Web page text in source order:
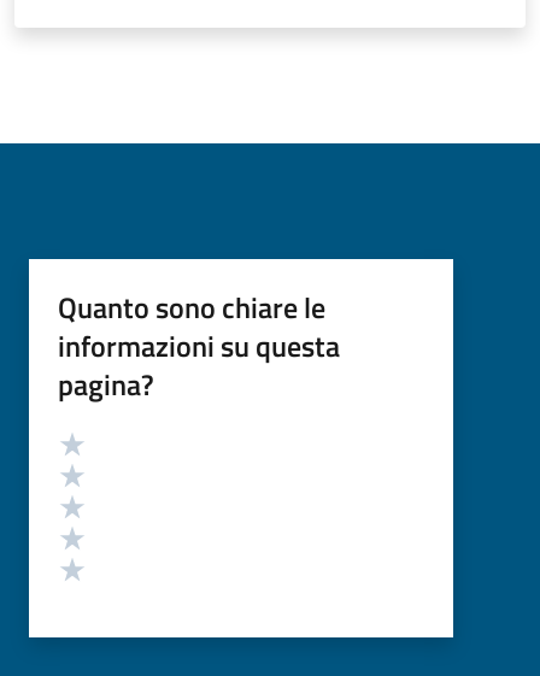
Quanto sono chiare le
informazioni su questa
pagina?
Valutazione